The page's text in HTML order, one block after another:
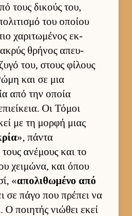
τους δικούς του,
του οποίου
χαριτωμένος εκ­
θρήνος απευ­
του, στους φίλους
και σε μια
από την οποία
Οι Τόμοι
με τη μορφή μιας
», πάντα
ανέμους και το
χει­μώνα, και όπου
«απολιθωμένο από
σε πάγο που πρέπει να
Ο ποι­ητής νιώθει εκεί